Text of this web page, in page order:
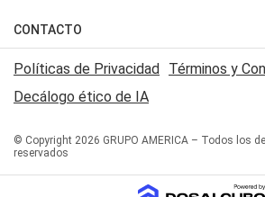
Judiciales
Economia
Trucos caseros
Series y Películas
Edictos y Solicitadas
Mundial
Automovilismo
Rugby
Básquet
Canal 7 en Vivo
San Juan 8
CONTACTO
Acerca de Nosotros
Contactanos
Políticas de Privacidad Términos y
Decálogo ético de IA
© Copyright 2026 GRUPO AMERICA – Todos los
reservados